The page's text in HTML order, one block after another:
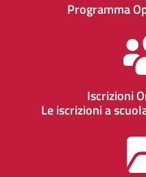
Programma
Iscrizioni
Le iscrizioni a